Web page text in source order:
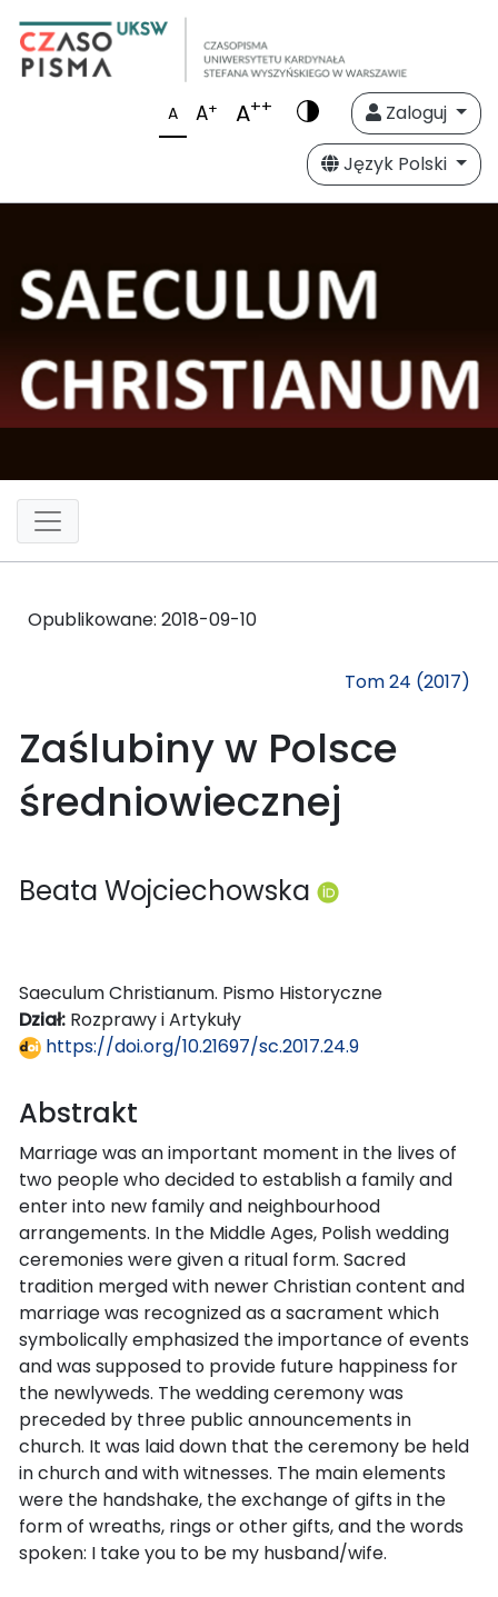
A A+ A++
Zaloguj
Język Polski
Opublikowane: 2018-09-10
Tom 24 (2017)
Zaślubiny w Polsce
średniowiecznej
Beata Wojciechowska
Saeculum Christianum. Pismo Historyczne
Dział: Rozprawy i Artykuły
https://doi.org/10.21697/sc.2017.24.9
Abstrakt
Marriage was an important moment in the lives of
two people who decided to establish a family and
enter into new family and neighbourhood
arrangements. In the Middle Ages, Polish wedding
ceremonies were given a ritual form. Sacred
tradition merged with newer Christian content and
marriage was recognized as a sacrament which
symbolically emphasized the importance of events
and was supposed to provide future happiness for
the newlyweds. The wedding ceremony was
preceded by three public announcements in
church. It was laid down that the ceremony be held
in church and with witnesses. The main elements
were the handshake, the exchange of gifts in the
form of wreaths, rings or other gifts, and the words
spoken: I take you to be my husband/wife.